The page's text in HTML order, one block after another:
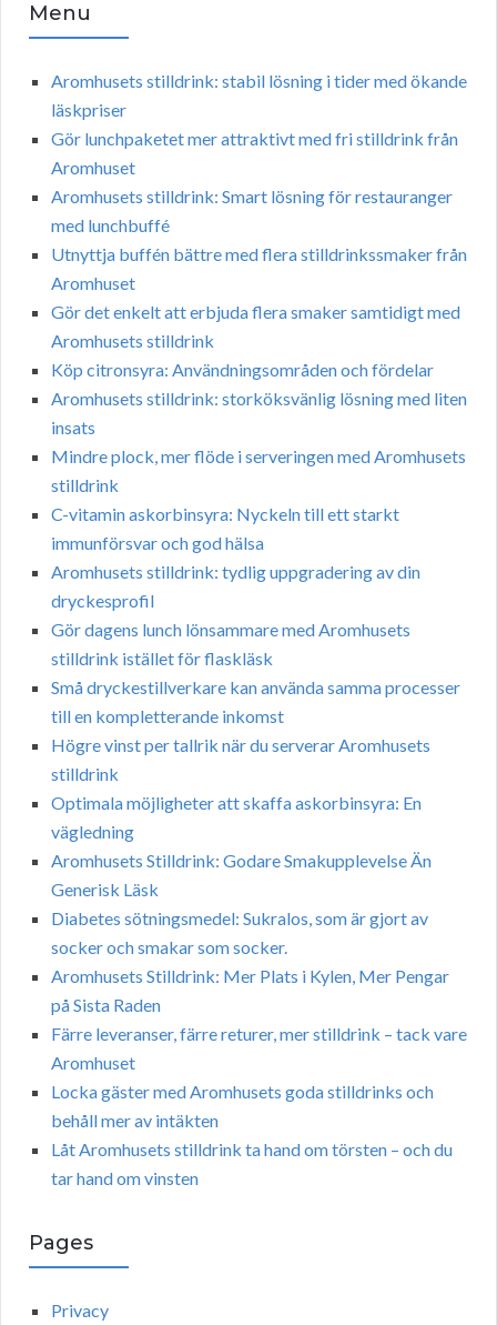
Menu
Aromhusets stilldrink: stabil lösning i tider med ökande
läskpriser
Gör lunchpaketet mer attraktivt med fri stilldrink från
Aromhuset
Aromhusets stilldrink: Smart lösning för restauranger
med lunchbuffé
Utnyttja buffén bättre med flera stilldrinkssmaker från
Aromhuset
Gör det enkelt att erbjuda flera smaker samtidigt med
Aromhusets stilldrink
Köp citronsyra: Användningsområden och fördelar
Aromhusets stilldrink: storköksvänlig lösning med liten
insats
Mindre plock, mer flöde i serveringen med Aromhusets
stilldrink
C-vitamin askorbinsyra: Nyckeln till ett starkt
immunförsvar och god hälsa
Aromhusets stilldrink: tydlig uppgradering av din
dryckesprofil
Gör dagens lunch lönsammare med Aromhusets
stilldrink istället för flaskläsk
Små dryckestillverkare kan använda samma processer
till en kompletterande inkomst
Högre vinst per tallrik när du serverar Aromhusets
stilldrink
Optimala möjligheter att skaffa askorbinsyra: En
vägledning
Aromhusets Stilldrink: Godare Smakupplevelse Än
Generisk Läsk
Diabetes sötningsmedel: Sukralos, som är gjort av
socker och smakar som socker.
Aromhusets Stilldrink: Mer Plats i Kylen, Mer Pengar
på Sista Raden
Färre leveranser, färre returer, mer stilldrink – tack vare
Aromhuset
Locka gäster med Aromhusets goda stilldrinks och
behåll mer av intäkten
Låt Aromhusets stilldrink ta hand om törsten – och du
tar hand om vinsten
Pages
Privacy